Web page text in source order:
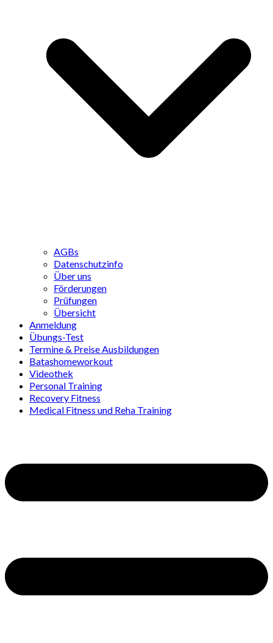
AGBs
Datenschutzinfo
Über uns
Förderungen
Prüfungen
Übersicht
Anmeldung
Übungs-Test
Termine & Preise Ausbildungen
Batashomeworkout
Videothek
Personal Training
Recovery Fitness
Medical Fitness und Reha Training